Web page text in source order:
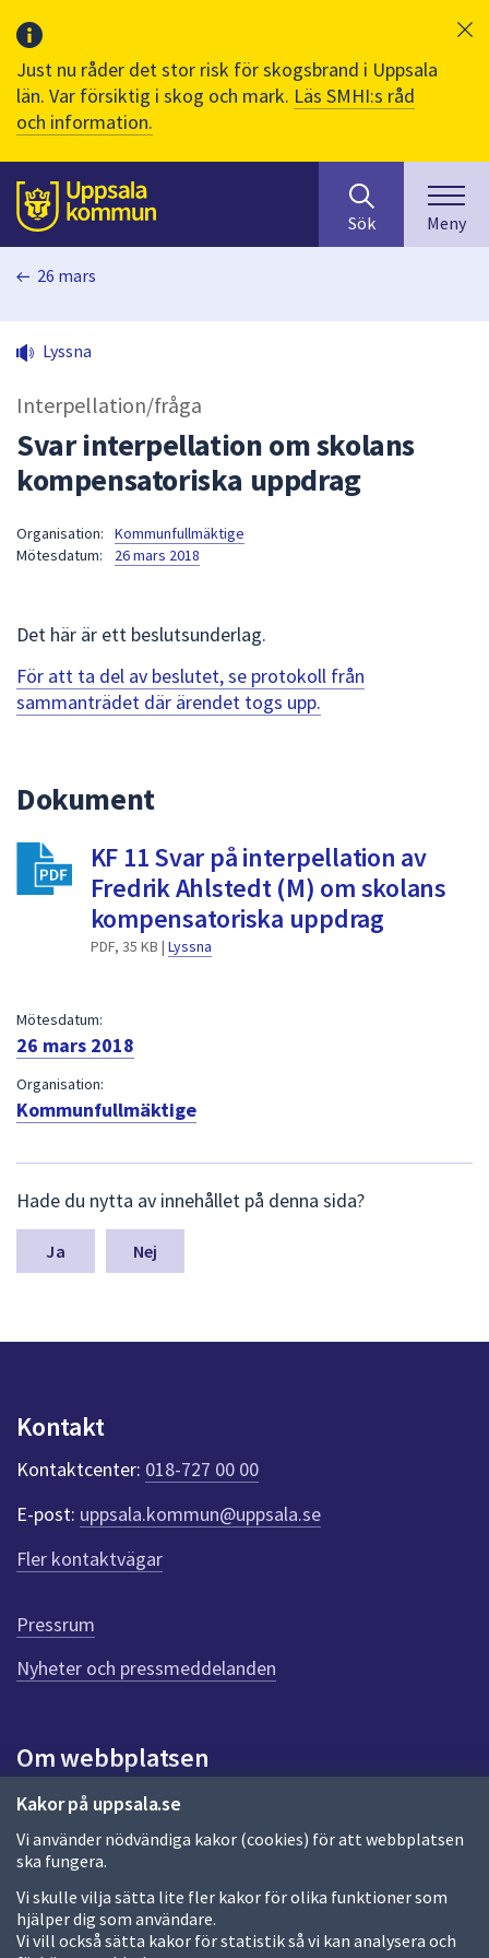
Just nu råder det stor risk för skogsbrand i Uppsala
län. Var försiktig i skog och mark. Läs SMHI:s råd
och information.
Till sidans
huvudinnehåll
efter
innehåll
på
sökfältet
kommer
sökförslag
för
att
navigera
för
att
välja
något
Sök Meny
Kakor på uppsala.se
Vi använder nödvändiga kakor (cookies) för att webbplatsen
ska fungera.
Vi skulle vilja sätta lite fler kakor för olika funktioner som
hjälper dig som användare.
Vi vill också sätta kakor för statistik så vi kan analysera och
26 mars
Lyssna
Interpellation/fråga
Svar interpellation om skolans
kompensatoriska uppdrag
Organisation:
Kommunfullmäktige
Mötesdatum:
26 mars 2018
Det här är ett beslutsunderlag.
För att ta del av beslutet, se protokoll från
sammanträdet där ärendet togs upp.
Dokument
KF 11 Svar på interpellation av
Fredrik Ahlstedt (M) om skolans
kompensatoriska uppdrag
PDF, 35 KB | Lyssna
Mötesdatum:
26 mars 2018
Organisation:
Kommunfullmäktige
ä
m
a
n
k
t
e
r
f
ö
r
e
n
n
a
d
a
Hade du nytta av innehållet på denna sida?
Nej
Kontakt
Kontaktcenter: 018-727 00 00
E-post: uppsala.kommun@uppsala.se
Fler kontaktvägar
Pressrum
Nyheter och pressmeddelanden
Om webbplatsen
Om webbplatsen
Allmänna handlingar och diarium
Behandling av personuppgifter
Kakor